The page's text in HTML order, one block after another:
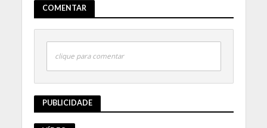
COMENTAR
clique para comentar
PUBLICIDADE